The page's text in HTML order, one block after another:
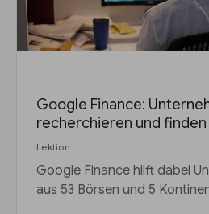
Google Finance:
recherchieren und finden
Lektion
Google Finance hilft dabei
aus 53 Börsen und 5